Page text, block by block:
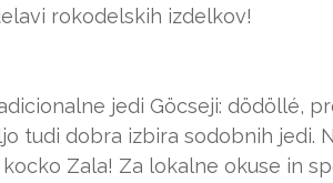
rokodelskih izdelkov!
jedi Göcseji: dödöllé,
tudi dobra izbira sodobnih jedi.
Zala! Za lokalne okuse in